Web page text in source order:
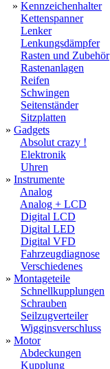
» Kennzeichenhalter
Kettenspanner
Lenker
Lenkungsdämpfer
Rasten und Zubehör
Rastenanlagen
Reifen
Schwingen
Seitenständer
Sitzplatten
» Gadgets
Absolut crazy !
Elektronik
Uhren
» Instrumente
Analog
Analog + LCD
Digital LCD
Digital LED
Digital VFD
Fahrzeugdiagnose
Verschiedenes
» Montageteile
Schnellkupplungen
Schrauben
Seilzugverteiler
Wigginsverschluss
» Motor
Abdeckungen
Kupplung